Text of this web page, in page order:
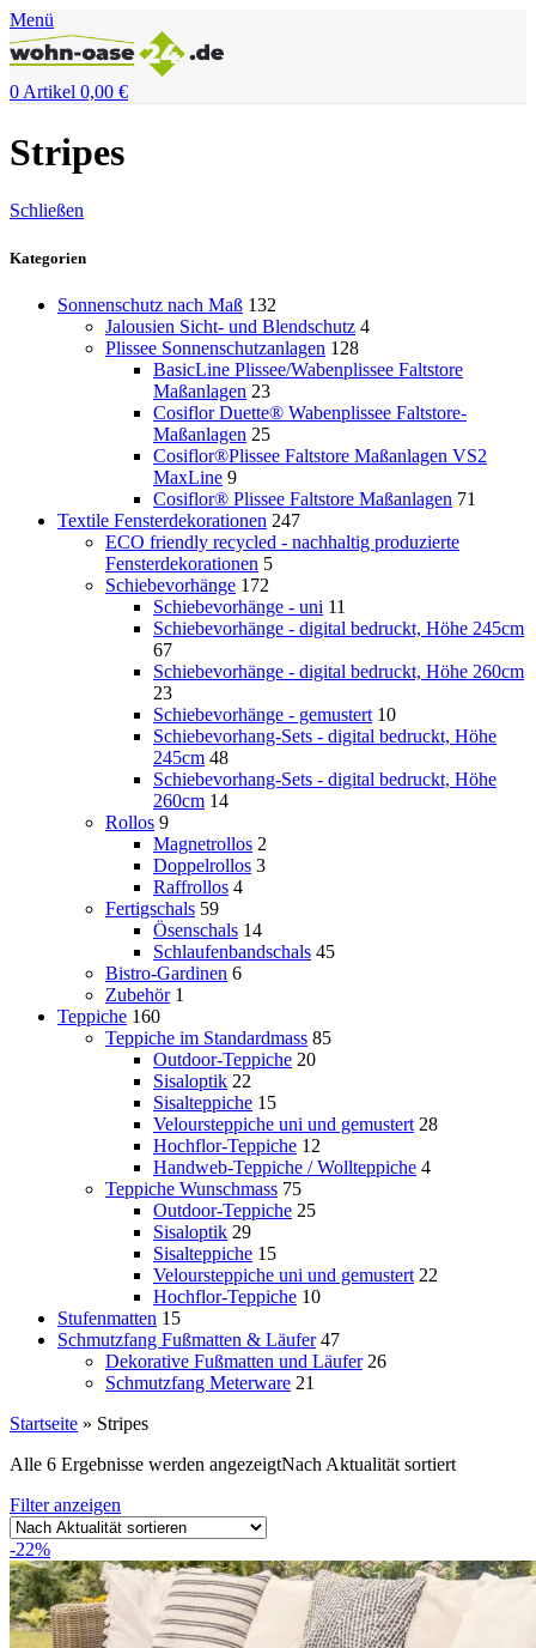
Menü
0Artikel 0,00 €
Stripes
Schließen
Kategorien
Sonnenschutz nach Maß 132
Jalousien Sicht- und Blendschutz 4
Plissee Sonnenschutzanlagen 128
BasicLine Plissee/Wabenplissee Faltstore
Maßanlagen 23
Cosiflor Duette® Wabenplissee Faltstore-
Maßanlagen 25
Cosiflor®Plissee Faltstore Maßanlagen VS2
MaxLine 9
Cosiflor® Plissee Faltstore Maßanlagen 71
Textile Fensterdekorationen 247
ECO friendly recycled - nachhaltig produzierte
Fensterdekorationen 5
Schiebevorhänge 172
Schiebevorhänge - uni 11
Schiebevorhänge - digital bedruckt, Höhe 245cm
67
Schiebevorhänge - digital bedruckt, Höhe 260cm
23
Schiebevorhänge - gemustert 10
Schiebevorhang-Sets - digital bedruckt, Höhe
245cm 48
Schiebevorhang-Sets - digital bedruckt, Höhe
260cm 14
Rollos 9
Magnetrollos 2
Doppelrollos 3
Raffrollos 4
Fertigschals 59
Ösenschals 14
Schlaufenbandschals 45
Bistro-Gardinen 6
Zubehör 1
Teppiche 160
Teppiche im Standardmass 85
Outdoor-Teppiche 20
Sisaloptik 22
Sisalteppiche 15
Veloursteppiche uni und gemustert 28
Hochflor-Teppiche 12
Handweb-Teppiche / Wollteppiche 4
Teppiche Wunschmass 75
Outdoor-Teppiche 25
Sisaloptik 29
Sisalteppiche 15
Veloursteppiche uni und gemustert 22
Hochflor-Teppiche 10
Stufenmatten 15
Schmutzfang Fußmatten & Läufer 47
Dekorative Fußmatten und Läufer 26
Schmutzfang Meterware 21
Startseite » Stripes
Alle 6 Ergebnisse werden angezeigtNach Aktualität sortiert
Filter anzeigen
-22%